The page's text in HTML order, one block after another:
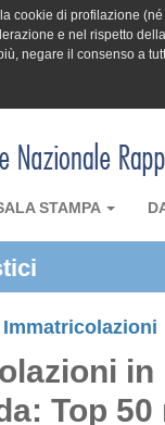
cookie di profilazione
e nel rispetto
negare il consenso a
STAMPA
Immatricolazioni
Top 50